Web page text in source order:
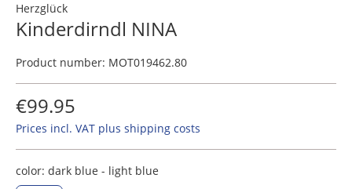
Herzglück
Kinderdirndl NINA
Product number: MOT019462.80
€99.95
Prices incl. VAT plus shipping costs
color: dark blue - light blue